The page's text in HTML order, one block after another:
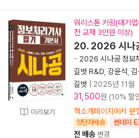
미리보기
워리스톤 키링(대기
천 교재 3만원 이상)
20. 2026 시나
- 2026 시나공 정보
길벗 R&D 강윤석
길벗
2025년 11월
31,500원 (10% 할
책소개페이지에서 분
양탄자배송 썬데이
전 배송 변경